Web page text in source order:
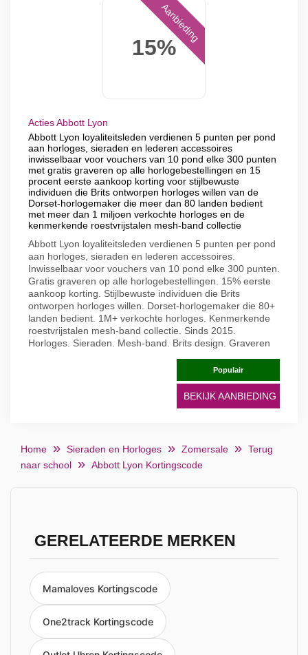
15%
Aanbieding
Acties Abbott Lyon
Abbott Lyon loyaliteitsleden verdienen 5 punten per pond
aan horloges, sieraden en lederen accessoires
inwisselbaar voor vouchers van 10 pond elke 300 punten
met gratis graveren op alle horlogebestellingen en 15
procent eerste aankoop korting voor stijlbewuste
individuen die Brits ontworpen horloges willen van de
Dorset-horlogemaker die meer dan 80 landen bedient
met meer dan 1 miljoen verkochte horloges en de
kenmerkende roestvrijstalen mesh-band collectie
Abbott Lyon loyaliteitsleden verdienen 5 punten per pond
aan horloges, sieraden en lederen accessoires.
Inwisselbaar voor vouchers van 10 pond elke 300 punten.
Gratis graveren op alle horlogebestellingen. 15% eerste
aankoop korting. Stijlbewuste individuen die Brits
ontworpen horloges willen. Dorset-horlogemaker die 80+
landen bedient. 1M+ verkochte horloges. Kenmerkende
roestvrijstalen mesh-band collectie. Sinds 2015.
Horloges. Sieraden. Mesh-band. Brits design. Graveren
Populair
BEKIJK AANBIEDING
Home Sieraden en Horloges Zomersale
Terug
naar school
Abbott Lyon Kortingscode
GERELATEERDE MERKEN
Mamaloves Kortingscode
One2track Kortingscode